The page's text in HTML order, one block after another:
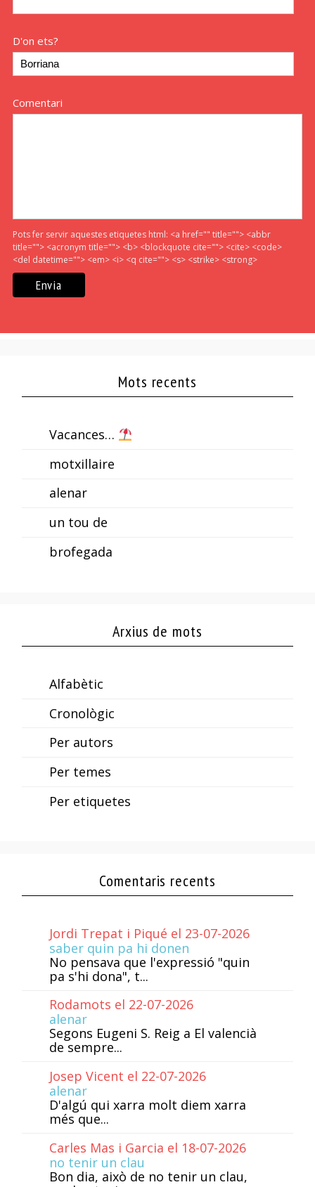
D'on ets?
Comentari
Pots fer servir aquestes etiquetes html: <a href="" title=""> <abbr
title=""> <acronym title=""> <b> <blockquote cite=""> <cite> <code>
<del datetime=""> <em> <i> <q cite=""> <s> <strike> <strong>
Mots recents
Vacances…
motxillaire
alenar
un tou de
brofegada
Arxius de mots
Alfabètic
Cronològic
Per autors
Per temes
Per etiquetes
Comentaris recents
Jordi Trepat i Piqué el 23-07-2026
saber quin pa hi donen
No pensava que l'expressió "quin
pa s'hi dona", t...
Rodamots el 22-07-2026
alenar
Segons Eugeni S. Reig a El valencià
de sempre...
Josep Vicent el 22-07-2026
alenar
D'algú qui xarra molt diem xarra
més que...
Carles Mas i Garcia el 18-07-2026
no tenir un clau
Bon dia, això de no tenir un clau,